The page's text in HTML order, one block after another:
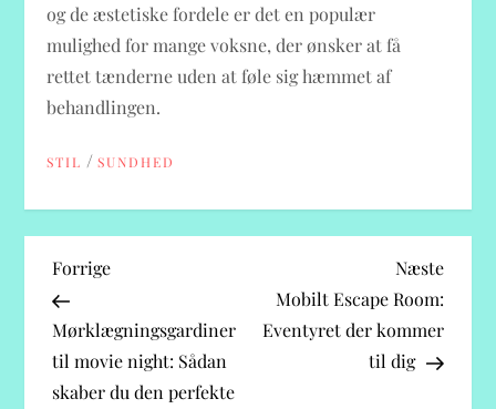
og de æstetiske fordele er det en populær
mulighed for mange voksne, der ønsker at få
rettet tænderne uden at føle sig hæmmet af
behandlingen.
STIL /SUNDHED
I
n
d
Previous
Post
Forrige
Mørklægningsgardiner
til movie night: Sådan
skaber du den perfekte
Next
Post
Næste
Mobilt Escape Room:
Eventyret der kommer
til dig